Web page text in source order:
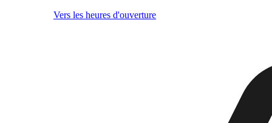
Vers les heures d'ouverture